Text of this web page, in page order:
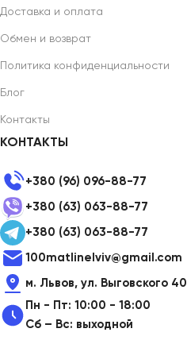
Доставка и оплата
Обмен и возврат
Политика конфиденциальности
Блог
Контакты
КОНТАКТЫ
+380 (96) 096-88-77
+380 (63) 063-88-77
+380 (63) 063-88-77
100matlinelviv@gmail.com
м. Львов, ул. Выговского 40
Пн - Пт: 10:00 - 18:00
Сб – Вс: выходной